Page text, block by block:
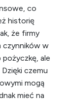
co
historię
że firmy
czynników w
ale
czemu
mogą
mieć na